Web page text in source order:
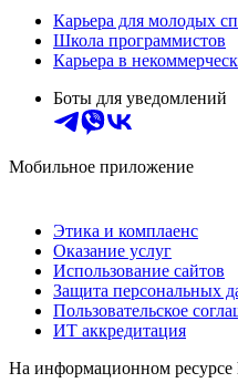
Карьера для молодых
Школа программистов
Карьера в
Боты для уведомлений
Мобильное приложение
Этика и комплаенс
Оказание услуг
Использование сайтов
Защита персональных
Пользовательское
ИТ аккредитация
На информационном ресурсе